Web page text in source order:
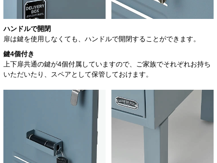
ハンドルで開閉
扉は鍵を使用しなくても、ハンドルで開閉することができます。
鍵4個付き
上下扉共通の鍵が4個付属していますので、ご家族でそれぞれお持ち
いただいたり、スペアとして保管しておけます。